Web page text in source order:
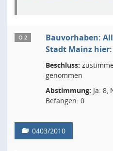
Ö 2
Bauvorhaben:
Stadt Mainz
Beschluss:
genommen
Abstimmung: Ja: 8,
Befangen: 0
0403/2010